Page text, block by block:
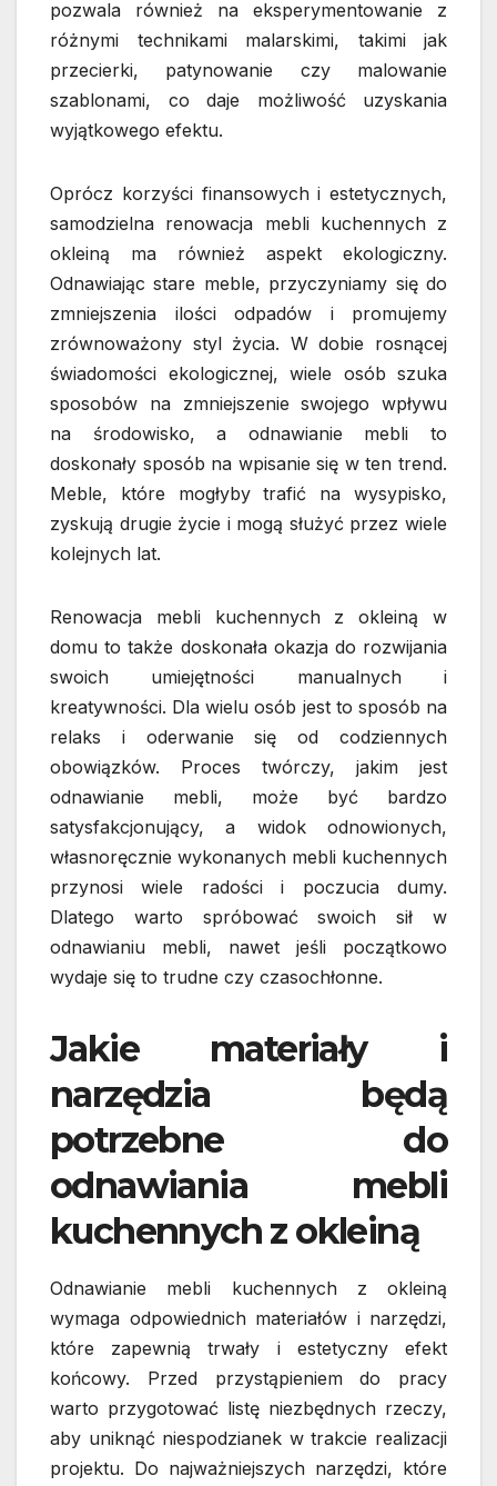
pozwala również na eksperymentowanie z
różnymi technikami malarskimi, takimi jak
przecierki, patynowanie czy malowanie
szablonami, co daje możliwość uzyskania
wyjątkowego efektu.
Oprócz korzyści finansowych i estetycznych,
samodzielna renowacja mebli kuchennych z
okleiną ma również aspekt ekologiczny.
Odnawiając stare meble, przyczyniamy się do
zmniejszenia ilości odpadów i promujemy
zrównoważony styl życia. W dobie rosnącej
świadomości ekologicznej, wiele osób szuka
sposobów na zmniejszenie swojego wpływu
na środowisko, a odnawianie mebli to
doskonały sposób na wpisanie się w ten trend.
Meble, które mogłyby trafić na wysypisko,
zyskują drugie życie i mogą służyć przez wiele
kolejnych lat.
Renowacja mebli kuchennych z okleiną w
domu to także doskonała okazja do rozwijania
swoich umiejętności manualnych i
kreatywności. Dla wielu osób jest to sposób na
relaks i oderwanie się od codziennych
obowiązków. Proces twórczy, jakim jest
odnawianie mebli, może być bardzo
satysfakcjonujący, a widok odnowionych,
własnoręcznie wykonanych mebli kuchennych
przynosi wiele radości i poczucia dumy.
Dlatego warto spróbować swoich sił w
odnawianiu mebli, nawet jeśli początkowo
wydaje się to trudne czy czasochłonne.
Jakie materiały i
narzędzia będą
potrzebne do
odnawiania mebli
kuchennych z okleiną
Odnawianie mebli kuchennych z okleiną
wymaga odpowiednich materiałów i narzędzi,
które zapewnią trwały i estetyczny efekt
końcowy. Przed przystąpieniem do pracy
warto przygotować listę niezbędnych rzeczy,
aby uniknąć niespodzianek w trakcie realizacji
projektu. Do najważniejszych narzędzi, które